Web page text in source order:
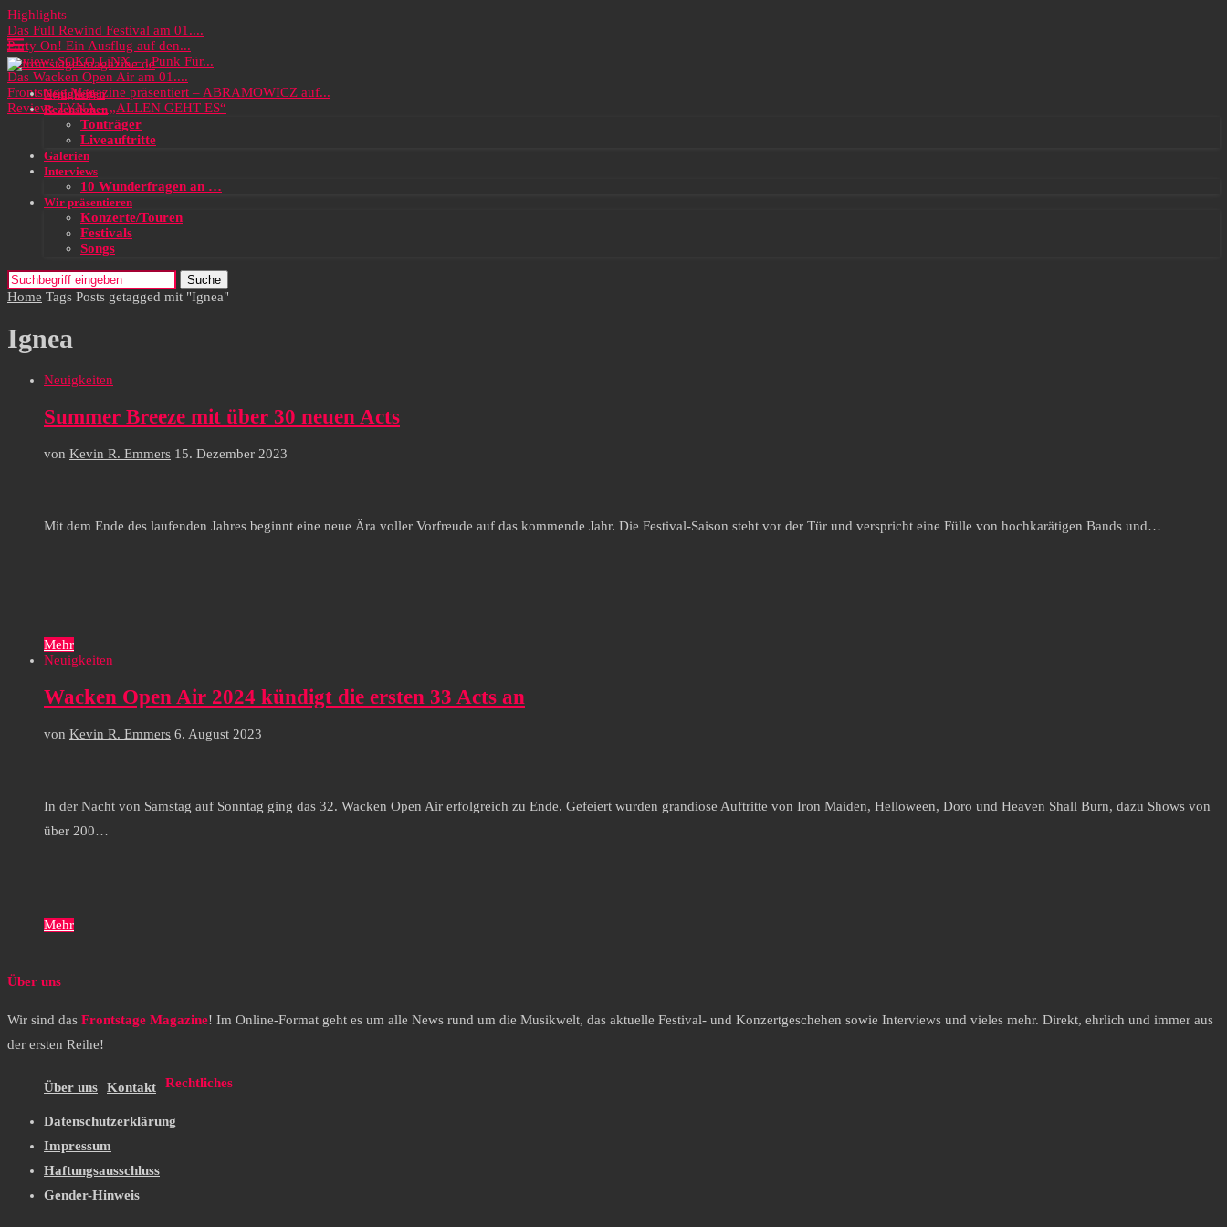
Highlights
Das Full Rewind Festival am 01....
Party On! Ein Ausflug auf den...
Review: SOKO LiNX – „Punk Für...
Das Wacken Open Air am 01....
Frontstage Magazine präsentiert – ABRAMOWICZ auf...
Review: TYNA – „ALLEN GEHT ES“
Neuigkeiten
Rezensionen
Tonträger
Liveauftritte
Galerien
Interviews
10 Wunderfragen an …
Wir präsentieren
Konzerte/Touren
Festivals
Songs
Suche
Home Tags Posts getagged mit "Ignea"
Ignea
Neuigkeiten
Summer Breeze mit über 30 neuen Acts
von Kevin R. Emmers 15. Dezember 2023
Mit dem Ende des laufenden Jahres beginnt eine neue Ära voller Vorfreude auf das kommende Jahr. Die Festival-Saison steht vor der Tür und verspricht eine Fülle von hochkarätigen Bands und…
Mehr
Neuigkeiten
Wacken Open Air 2024 kündigt die ersten 33 Acts an
von Kevin R. Emmers 6. August 2023
In der Nacht von Samstag auf Sonntag ging das 32. Wacken Open Air erfolgreich zu Ende. Gefeiert wurden grandiose Auftritte von Iron Maiden, Helloween, Doro und Heaven Shall Burn, dazu Shows von
über 200…
Mehr
Über uns
Wir sind das Frontstage Magazine! Im Online-Format geht es um alle News rund um die Musikwelt, das aktuelle Festival- und Konzertgeschehen sowie Interviews und vieles mehr. Direkt, ehrlich und immer aus
der ersten Reihe!
Über uns Kontakt Rechtliches
Datenschutzerklärung
Impressum
Haftungsausschluss
Gender-Hinweis